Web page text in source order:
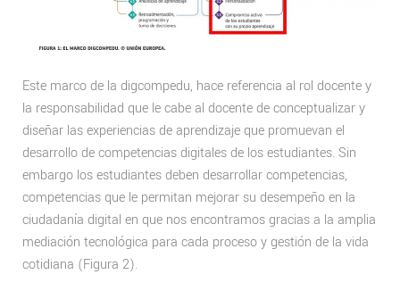
Este marco de la digcompedu, hace referencia al rol docente y
la responsabilidad que le cabe al docente de conceptualizar y
diseñar las experiencias de aprendizaje que promuevan el
desarrollo de competencias digitales de los estudiantes. Sin
embargo los estudiantes deben desarrollar competencias,
competencias que le permitan mejorar su desempeño en la
ciudadanía digital en que nos encontramos gracias a la amplia
mediación tecnológica para cada proceso y gestión de la vida
cotidiana (Figura 2).